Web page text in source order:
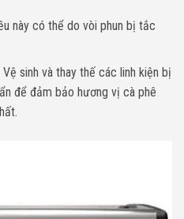
này có thể do vòi phun bị tắc
Vệ sinh và thay thế các linh kiện bị
để đảm bảo hương vị cà phê